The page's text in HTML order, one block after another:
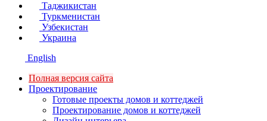
Таджикистан
Туркменистан
Узбекистан
Украина
English
Полная версия сайта
Проектирование
Готовые проекты домов и коттеджей
Проектирование домов и коттеджей